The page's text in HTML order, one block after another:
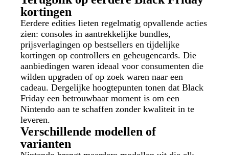
kortingen
Eerdere edities lieten regelmatig opvallende acties
zien: consoles in aantrekkelijke bundles,
prijsverlagingen op bestsellers en tijdelijke
kortingen op controllers en geheugencards. Die
aanbiedingen waren ideaal voor consumenten die
wilden upgraden of op zoek waren naar een
cadeau. Dergelijke hoogtepunten tonen dat Black
Friday een betrouwbaar moment is om een
Nintendo aan te schaffen zonder kwaliteit in te
leveren.
Verschillende modellen of
varianten